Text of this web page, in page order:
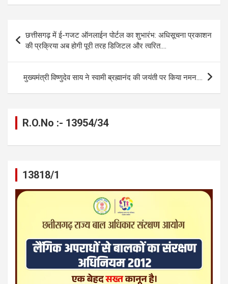
ce
b
o
o
k
se
n
g
er
at
A
p
p
e
gr
a
m
ail py
Li
n
k
ar
navigation
छत्तीसगढ़ में ई-गजट ऑनलाईन पोर्टल का शुभारंभ: अधिसूचना प्रकाशन
की प्रक्रिया अब होगी पूरी तरह डिजिटल और त्वरित….
मुख्यमंत्री विष्णुदेव साय ने स्वामी ब्रह्मानंद की जयंती पर किया नमन….
R.O.No :- 13954/34
13818/1